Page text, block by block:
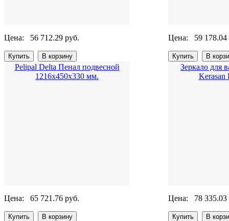
Цена: 56 712.29 руб. Цена: 59 178.04
Pelipal Delta Пенал подвесной
1216х450х330 мм.
Цена: 65 721.76 руб.
Зеркало для
Kerasan
Цена: 78 335.03